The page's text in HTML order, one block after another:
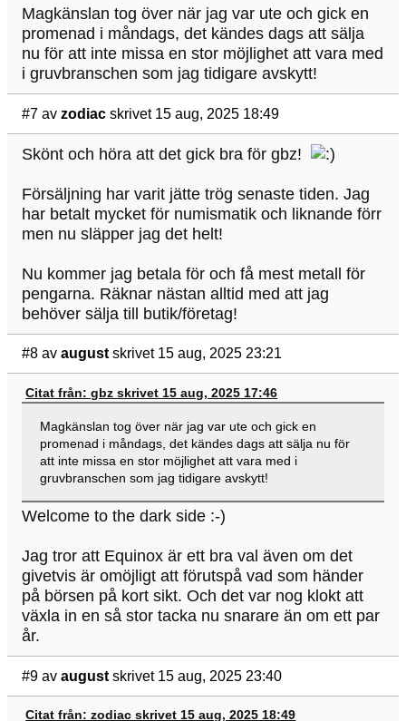
Magkänslan tog över när jag var ute och gick en
promenad i måndags, det kändes dags att sälja
nu för att inte missa en stor möjlighet att vara med
i gruvbranschen som jag tidigare avskytt!
#7 av zodiac skrivet 15 aug, 2025 18:49
Skönt och höra att det gick bra för gbz!
Försäljning har varit jätte trög senaste tiden. Jag
har betalt mycket för numismatik och liknande förr
men nu släpper jag det helt!
Nu kommer jag betala för och få mest metall för
pengarna. Räknar nästan alltid med att jag
behöver sälja till butik/företag!
#8 av august skrivet 15 aug, 2025 23:21
Citat från: gbz skrivet 15 aug, 2025 17:46
Magkänslan tog över när jag var ute och gick en
promenad i måndags, det kändes dags att sälja nu för
att inte missa en stor möjlighet att vara med i
gruvbranschen som jag tidigare avskytt!
Welcome to the dark side :-)
Jag tror att Equinox är ett bra val även om det
givetvis är omöjligt att förutspå vad som händer
på börsen på kort sikt. Och det var nog klokt att
växla in en så stor tacka nu snarare än om ett par
år.
#9 av august skrivet 15 aug, 2025 23:40
Citat från: zodiac skrivet 15 aug, 2025 18:49